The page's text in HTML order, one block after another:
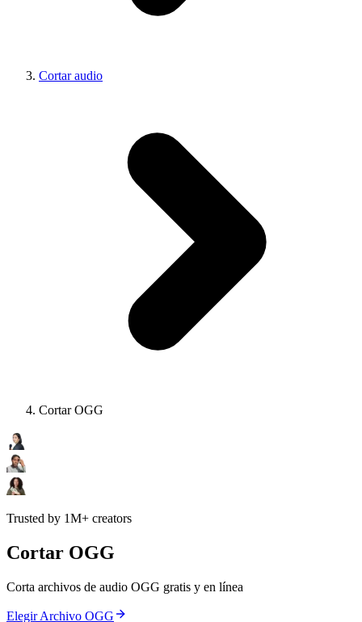
Cortar audio
Cortar OGG
Trusted by 1M+ creators
Cortar OGG
Corta archivos de audio OGG gratis y en línea
Elegir Archivo OGG